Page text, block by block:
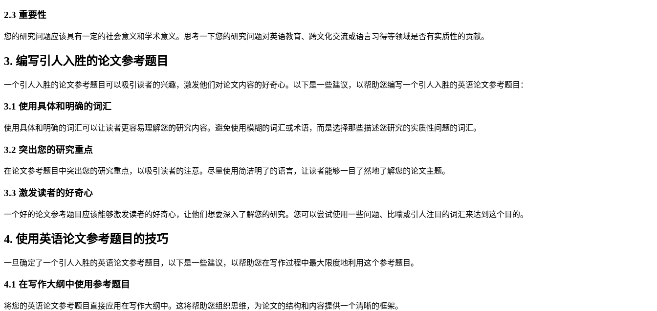
2.3 重要性
您的研究问题应该具有一定的社会意义和学术意义。思考一下您的研究问题对英语教育、跨文化交流或语言习得等领域是否有实质性的贡献。
3. 编写引人入胜的论文参考题目
一个引人入胜的论文参考题目可以吸引读者的兴趣，激发他们对论文内容的好奇心。以下是一些建议，以帮助您编写一个引人入胜的英语论文参考题目：
3.1 使用具体和明确的词汇
使用具体和明确的词汇可以让读者更容易理解您的研究内容。避免使用模糊的词汇或术语，而是选择那些描述您研究的实质性问题的词汇。
3.2 突出您的研究重点
在论文参考题目中突出您的研究重点，以吸引读者的注意。尽量使用简洁明了的语言，让读者能够一目了然地了解您的论文主题。
3.3 激发读者的好奇心
一个好的论文参考题目应该能够激发读者的好奇心，让他们想要深入了解您的研究。您可以尝试使用一些问题、比喻或引人注目的词汇来达到这个目的。
4. 使用英语论文参考题目的技巧
一旦确定了一个引人入胜的英语论文参考题目，以下是一些建议，以帮助您在写作过程中最大限度地利用这个参考题目。
4.1 在写作大纲中使用参考题目
将您的英语论文参考题目直接应用在写作大纲中。这将帮助您组织思维，为论文的结构和内容提供一个清晰的框架。